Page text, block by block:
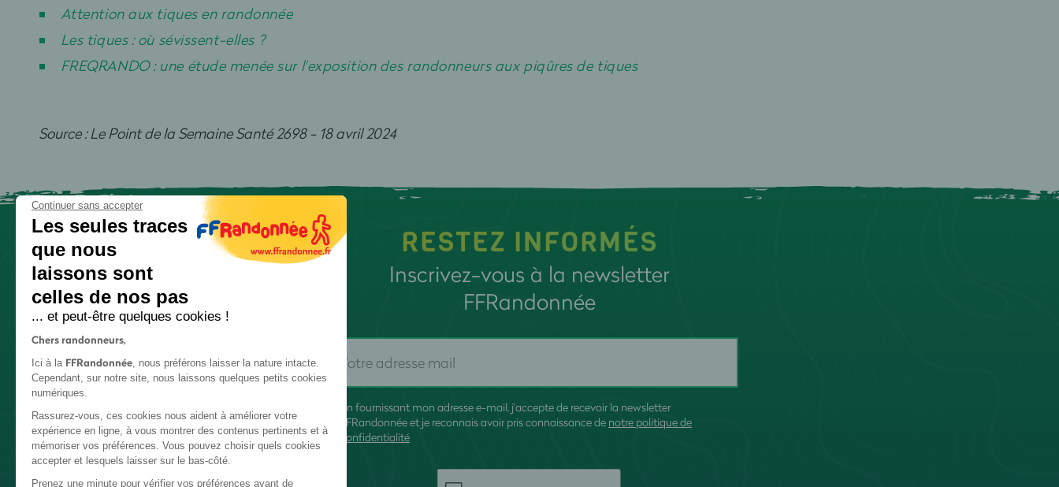
Attention aux tiques en randonnée
Les tiques : où sévissent-elles ?
FREQRANDO : une étude menée sur l'exposition des randonneurs aux piqûres de tiques
Source : Le Point de la Semaine Santé 2698 - 18 avril 2024
RESTEZ INFORMÉS
Inscrivez-vous à la newsletter
FFRandonnée
En fournissant mon adresse e-mail, j'accepte de recevoir la newsletter
FFRandonnée et je reconnais avoir pris connaissance de notre politique de
confidentialité
Continuer sans accepter
Les seules traces
que nous
laissons sont
celles de nos pas
... et peut-être quelques cookies !
Chers randonneurs,
Ici à la FFRandonnée, nous préférons laisser la nature intacte.
Cependant, sur notre site, nous laissons quelques petits cookies
numériques.
Rassurez-vous, ces cookies nous aident à améliorer votre
expérience en ligne, à vous montrer des contenus pertinents et à
mémoriser vos préférences. Vous pouvez choisir quels cookies
accepter et lesquels laisser sur le bas-côté.
Prenez une minute pour vérifier vos préférences avant de